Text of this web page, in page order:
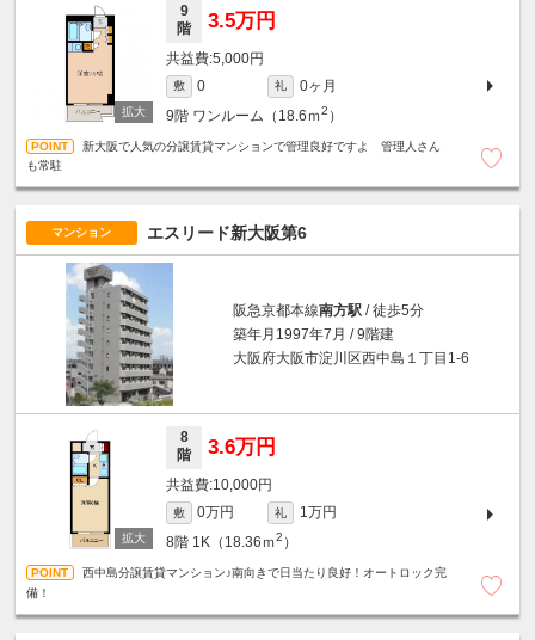
9
階
3.5万円
5,000円
敷 0 礼
0ヶ月
9階 ワンルーム（18.6ｍ2 ）
新大阪で人気の分譲賃貸マンションで管理良好ですよ 管理人さん
も常駐
マンション エスリード新大阪第6
阪急京都本線南方駅 / 徒歩5分
築年月1997年7月 / 9階建
大阪府大阪市淀川区西中島１丁目1-6
8
階
3.6万円
10,000円
敷 0万円 礼
1万円
8階 1K（18.36ｍ2 ）
西中島分譲賃貸マンション♪南向きで日当たり良好！オートロック完
備！